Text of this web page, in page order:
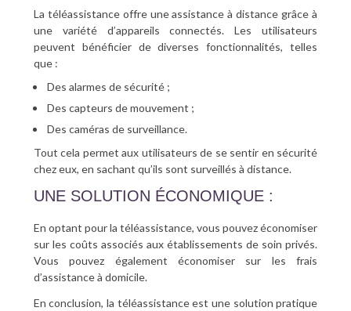
La téléassistance offre une assistance à distance grâce à
une variété d’appareils connectés. Les utilisateurs
peuvent bénéficier de diverses fonctionnalités, telles
que :
Des alarmes de sécurité ;
Des capteurs de mouvement ;
Des caméras de surveillance.
Tout cela permet aux utilisateurs de se sentir en sécurité
chez eux, en sachant qu’ils sont surveillés à distance.
UNE SOLUTION ÉCONOMIQUE :
En optant pour la téléassistance, vous pouvez économiser
sur les coûts associés aux établissements de soin privés.
Vous pouvez également économiser sur les frais
d’assistance à domicile.
En conclusion, la téléassistance est une solution pratique